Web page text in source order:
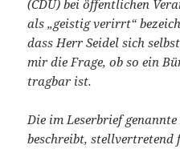
(CDU) bei öffentlichen
als „geistig verirrt“
dass Herr Seidel sich
mir die Frage, ob so ein
tragbar ist.
Die im Leserbrief
beschreibt,